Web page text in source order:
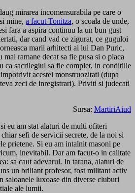
mirarea incomensurabila pe care o
mine, a facut Tonitza, o scoala de unde,
fara a aspira continuu la un bun gust
dar cand vad ce zigurat, ce guguloi
marii arhitecti ai lui Dan Puric,
ramane decat sa fie pusa si o placa
ca sacrilegiul sa fie complet, in conditiile
acestei monstruozitati (dupa
zeci de inregistrari). Priviti si judecati
Sursa: MartiriAiud
eu am stat alaturi de multi ofiteri
sefi de servicii secrete, de la noi si
prietene. Si eu am intalnit masoni pe
inevitabil. Dar am facut-o in calitate
sa caut adevarul. In tarana, alaturi de
un briliant profesor, fost militant activ
saloanele luxoase din diverse cluburi
ale lumii.